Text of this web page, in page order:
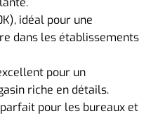
idéal pour une
dans les établissements
pour un
riche en détails.
pour les bureaux et